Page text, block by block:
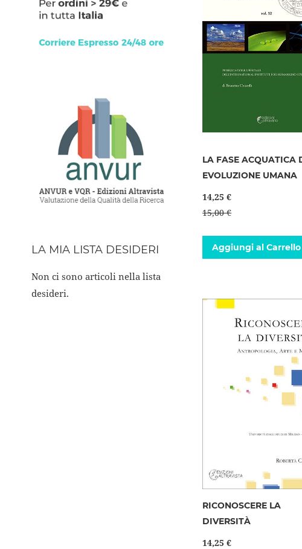
LA FASE ACQUATICA
EVOLUZIONE UMANA
14,25 €
15,00 €
Aggiungi al Carrello
RICONOSCERE LA
DIVERSITÀ
14,25 €
LA MIA LISTA DESIDERI
Non ci sono articoli nella lista
desideri.